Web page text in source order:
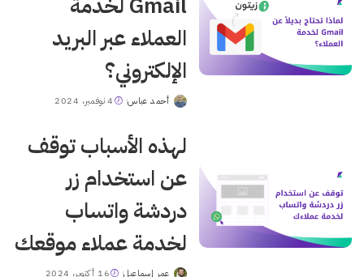
العملاء عبر البريد
الإلكتروني؟
Postedأحمد عباس 4 نوفمبر، 2024
لهذه الأسباب توقف
عن استخدام زر
دردشة واتساب
لخدمة عملاء موقعك
عمر إسماعيل 16 أكتوبر، 2024